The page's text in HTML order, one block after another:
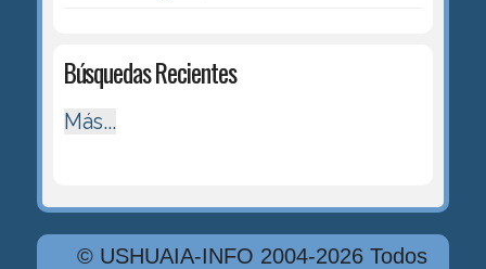
Búsquedas Recientes
Más...
© USHUAIA-INFO 2004-2026 Todos